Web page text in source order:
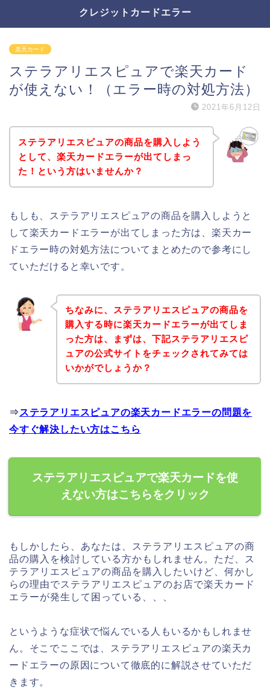
クレジットカードエラー
楽天カード
ステラアリエスピュアで楽天カード
が使えない！（エラー時の対処方法）
2021年6月12日
ステラアリエスピュアの商品を購入しよう
として、楽天カードエラーが出てしまっ
た！という方はいませんか？
もしも、ステラアリエスピュアの商品を購入しようと
して楽天カードエラーが出てしまった方は、楽天カー
ドエラー時の対処方法についてまとめたので参考にし
ていただけると幸いです。
ちなみに、ステラアリエスピュアの商品を
購入する時に楽天カードエラーが出てしま
った方は、まずは、下記ステラアリエスピ
ュアの公式サイトをチェックされてみては
いかがでしょうか？
⇒ ステラアリエスピュアの楽天カードエラーの問題を
今すぐ解決したい方はこちら
ステラアリエスピュアで楽天カードを使
えない方はこちらをクリック
もしかしたら、あなたは、ステラアリエスピュアの商
品の購入を検討している方かもしれません。ただ、ス
テラアリエスピュアの商品を購入したいけど、何かし
らの理由でステラアリエスピュアのお店で楽天カード
エラーが発生して困っている、、、
というような症状で悩んでいる人もいるかもしれませ
ん。そこでここでは、ステラアリエスピュアの楽天カ
ードエラーの原因について徹底的に解説させていただ
きます。